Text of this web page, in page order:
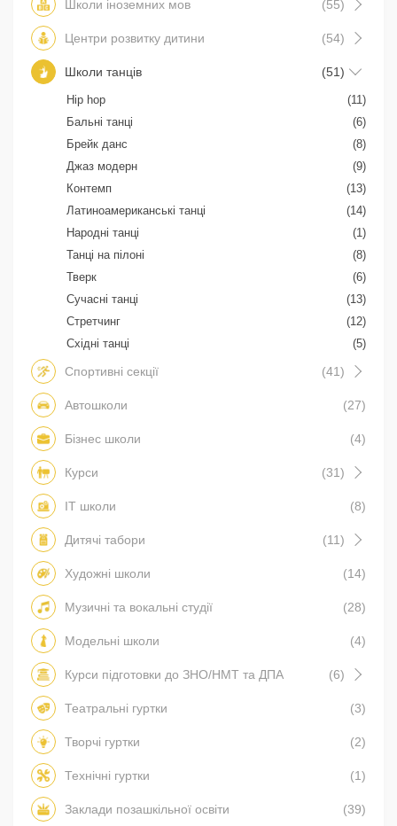
Школи іноземних мов (55)
Центри розвитку дитини (54)
Школи танців (51)
Hip hop
(11)
Бальні танці
(6)
Брейк данс
(8)
Джаз модерн
(9)
Контемп
(13)
Латиноамериканські танці
(14)
Народні танці
(1)
Танці на пілоні
(8)
Тверк
(6)
Сучасні танці
(13)
Стретчинг
(12)
Східні танці
(5)
Спортивні секції (41)
Автошколи (27)
Бізнес школи (4)
Курси (31)
IT школи (8)
Дитячі табори (11)
Художні школи (14)
Музичні та вокальні студії (28)
Модельні школи (4)
Курси підготовки до ЗНО/НМТ та ДПА (6)
Театральні гуртки (3)
Творчі гуртки (2)
Технічні гуртки (1)
Заклади позашкільної освіти (39)